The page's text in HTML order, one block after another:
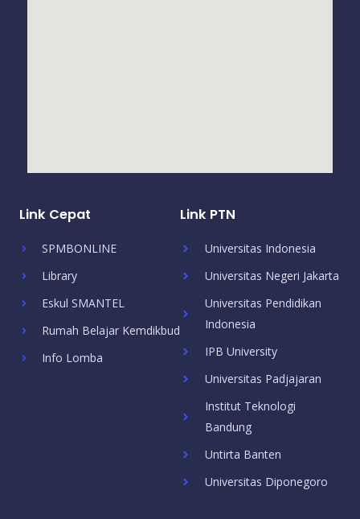
Link Cepat
SPMBONLINE
Library
Eskul SMANTEL
Rumah Belajar Kemdikbud
Info Lomba
Link PTN
Universitas Indonesia
Universitas Negeri Jakarta
Universitas Pendidikan
Indonesia
IPB University
Universitas Padjajaran
Institut Teknologi
Bandung
Untirta Banten
Universitas Diponegoro